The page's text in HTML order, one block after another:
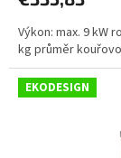
Výkon: max. 9 kW
kg průměr
EKODESIGN